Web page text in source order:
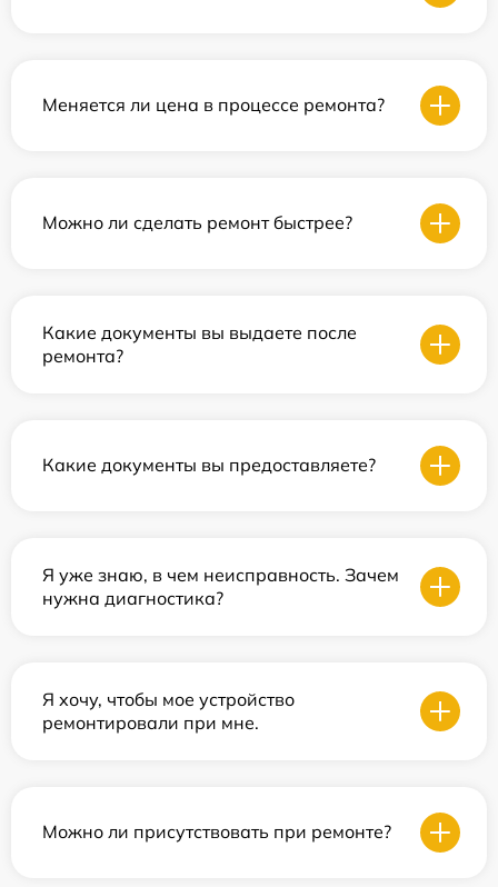
Меняется ли цена в процессе ремонта?
Можно ли сделать ремонт быстрее?
Какие документы вы выдаете после
ремонта?
Какие документы вы предоставляете?
Я уже знаю, в чем неисправность. Зачем
нужна диагностика?
Я хочу, чтобы мое устройство
ремонтировали при мне.
Можно ли присутствовать при ремонте?